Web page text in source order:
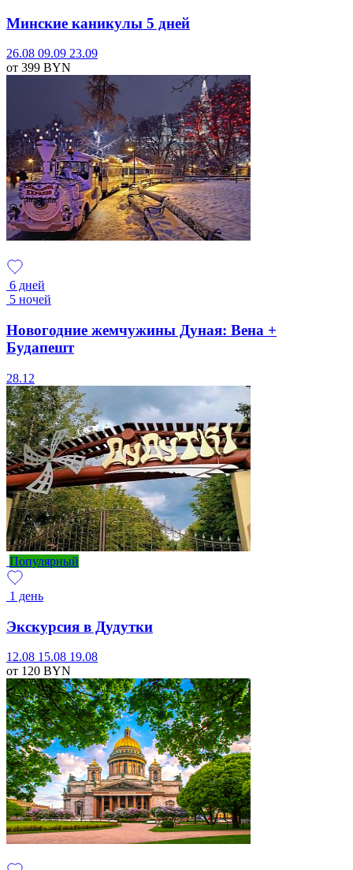
Минские каникулы 5 дней
26.08 09.09 23.09
от 399 BYN
6 дней
5 ночей
Новогодние жемчужины Дуная: Вена +
Будапешт
28.12
Популярный
1 день
Экскурсия в Дудутки
12.08 15.08 19.08
от 120 BYN